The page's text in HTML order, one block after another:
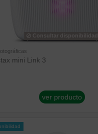
Consultar disponibilidad
mini Link 3
ver producto